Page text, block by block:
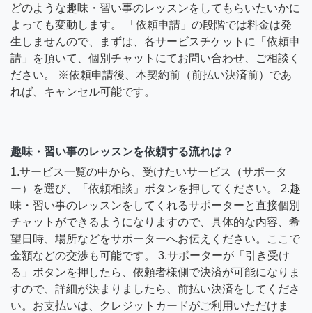
どのような趣味・習い事のレッスンをしてもらいたいかに
よっても変動します。 「依頼申請」の段階では料金は発
生しませんので、まずは、各サービスチケットに「依頼申
請」を頂いて、個別チャットにてお問い合わせ、ご相談く
ださい。 ※依頼申請後、本契約前（前払い決済前）であ
れば、キャンセル可能です。
趣味・習い事のレッスンを依頼する流れは？
1.サービス一覧の中から、受けたいサービス（サポータ
ー）を選び、「依頼相談」ボタンを押してください。 2.趣
味・習い事のレッスンをしてくれるサポーターと直接個別
チャットができるようになりますので、具体的な内容、希
望日時、場所などをサポーターへお伝えください。ここで
金額などの交渉も可能です。 3.サポーターが「引き受け
る」ボタンを押したら、依頼者様側で決済が可能になりま
すので、詳細が決まりましたら、前払い決済をしてくださ
い。お支払いは、クレジットカードがご利用いただけま